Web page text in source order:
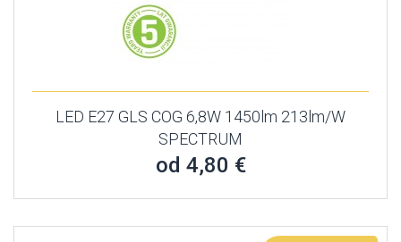
LED E27 GLS COG 6,8W 1450lm 213lm/W
SPECTRUM
od 4,80 €